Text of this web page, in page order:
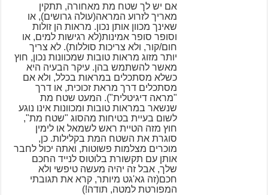
אם יש לך שטח מת מאחורה, תתקין
מאריך לזרוע המראה(עולה גרושים), או
שאינך מכוון אותן נכון. מראות הן זולות
וסופר סופר אמינות(לא רגישות למים, או
חום/קור, ולא צריכות סוללות). לא צריך
יותר מזוג מראות טובות שמכוונות נכון, חוץ
מאשר להשתמש בהן. עיקר הבעיה היא
כשלא מסתכלים במראות בכלל, ולא אם
מסתכלים דרך מראת זכוכית, או דרך
"מראה דיגיטלית"). המעט שטח מת
שנשאר במראות טובות ומכוונות אינו נוגע
לשום בעיית בטיחות מהסוג "שטח מת",
חוץ מזה הטיית ראש לשמאל או לימין
סוגרת את השטח המת בקלילות. כן,
מוכרים מצלמות פשוטות, ואתה יכול לחבר
אותן עם תקשורת בלוטוס לנייד החכם
שלך, אבל זה יהיה מעשה טיפשי ולא
חכם(זה גא'גט מיותר, קרא את תגובתי
המפורטת למטה, תודה!)